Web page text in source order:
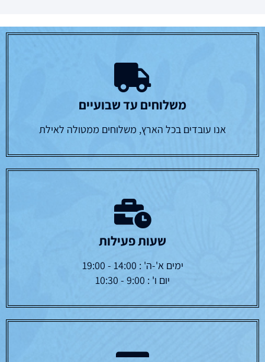
משלוחים עד שבועיים
אנו עובדים בכל הארץ, משלוחים ממטולה לאילת
שעות פעילות
ימים א'-ה' : 14:00 - 19:00
יום ו' : 9:00 - 10:30